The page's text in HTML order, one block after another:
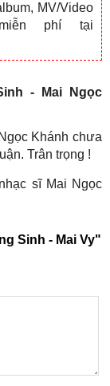
MV/Video
phí tại
- Mai Ngọc
Khánh chưa
Trân trọng !
sĩ Mai Ngọc
Sinh - Mai Vy"